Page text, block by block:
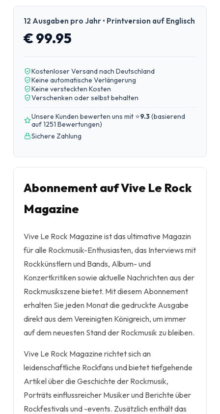
12 Ausgaben pro Jahr • Printversion auf Englisch
€ 99.95
Kostenloser Versand nach Deutschland
Keine automatische Verlängerung
Keine versteckten Kosten
Verschenken oder selbst behalten
Unsere Kunden bewerten uns mit ⭐9.3(basierend
auf 1251 Bewertungen)
Sichere Zahlung
Abonnement auf Vive Le Rock
Magazine
Vive Le Rock Magazine ist das ultimative Magazin
für alle Rockmusik-Enthusiasten, das Interviews mit
Rockkünstlern und Bands, Album- und
Konzertkritiken sowie aktuelle Nachrichten aus der
Rockmusikszene bietet. Mit diesem Abonnement
erhalten Sie jeden Monat die gedruckte Ausgabe
direkt aus dem Vereinigten Königreich, um immer
auf dem neuesten Stand der Rockmusik zu bleiben.
Vive Le Rock Magazine richtet sich an
leidenschaftliche Rockfans und bietet tiefgehende
Artikel über die Geschichte der Rockmusik,
Porträts einflussreicher Musiker und Berichte über
Rockfestivals und -events. Zusätzlich enthält das